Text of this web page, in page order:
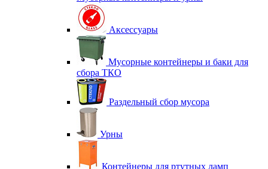
Аксессуары
Мусорные контейнеры и баки для
сбора ТКО
Раздельный сбор мусора
Урны
Контейнеры для ртутных ламп